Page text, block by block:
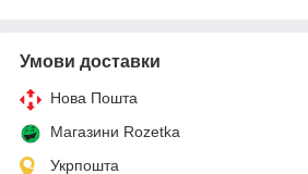
Умови доставки
Нова Пошта
Магазини Rozetka
Укрпошта